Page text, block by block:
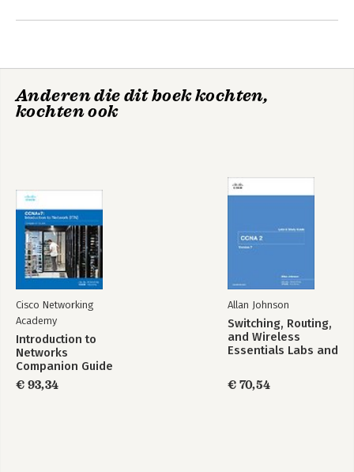
Andere boeken door Cisco
CCNA 2 version 7 -
Course Booklet
Switching, Routing,
and Wireless
Study Guide
(CCNAv7)
Anderen die dit boek kochten,
kochten ook
Cisco Networking
Academy
Introduction to
Networks
Companion Guide
(CCNAv7)
€ 93,34
Allan Johnson
Switching, Routing,
and Wireless
Essentials Labs and
(CCNAv7)
€ 70,54